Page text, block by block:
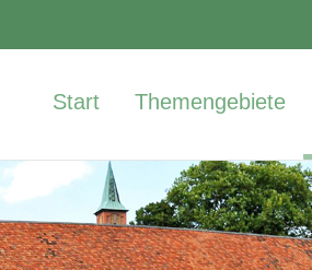
Start Themengebiete